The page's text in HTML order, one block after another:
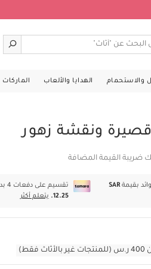
والاستحمام الهدايا والألعاب الماركات
قصيرة ونقشة زهور
ضريبة القيمة المضافة
SAR تقسيم على دفعات 4 بدون فوائد بقيمة
12.25.
يتعلم أكثر